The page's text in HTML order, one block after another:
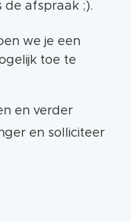
de afspraak ;).
we je een
toe te
en verder
en solliciteer